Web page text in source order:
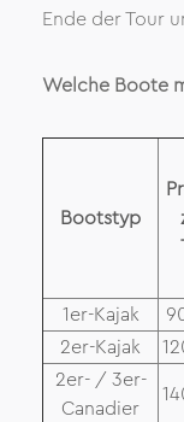
Ende der Tour
Welche Boote
Bootstyp
1er-Kajak
2er-Kajak
2er- / 3er-
Canadier